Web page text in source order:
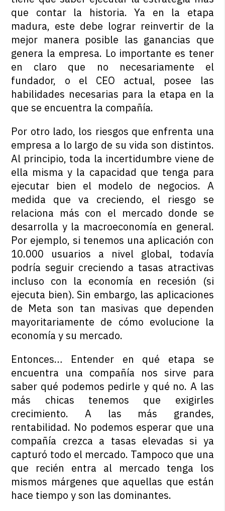
que contar la historia. Ya en la etapa
madura, este debe lograr reinvertir de la
mejor manera posible las ganancias que
genera la empresa. Lo importante es tener
en claro que no necesariamente el
fundador, o el CEO actual, posee las
habilidades necesarias para la etapa en la
que se encuentra la compañía.
Por otro lado, los riesgos que enfrenta una
empresa a lo largo de su vida son distintos.
Al principio, toda la incertidumbre viene de
ella misma y la capacidad que tenga para
ejecutar bien el modelo de negocios. A
medida que va creciendo, el riesgo se
relaciona más con el mercado donde se
desarrolla y la macroeconomía en general.
Por ejemplo, si tenemos una aplicación con
10.000 usuarios a nivel global, todavía
podría seguir creciendo a tasas atractivas
incluso con la economía en recesión (si
ejecuta bien). Sin embargo, las aplicaciones
de Meta son tan masivas que dependen
mayoritariamente de cómo evolucione la
economía y su mercado.
Entonces… Entender en qué etapa se
encuentra una compañía nos sirve para
saber qué podemos pedirle y qué no. A las
más chicas tenemos que exigirles
crecimiento. A las más grandes,
rentabilidad. No podemos esperar que una
compañía crezca a tasas elevadas si ya
capturó todo el mercado. Tampoco que una
que recién entra al mercado tenga los
mismos márgenes que aquellas que están
hace tiempo y son las dominantes.